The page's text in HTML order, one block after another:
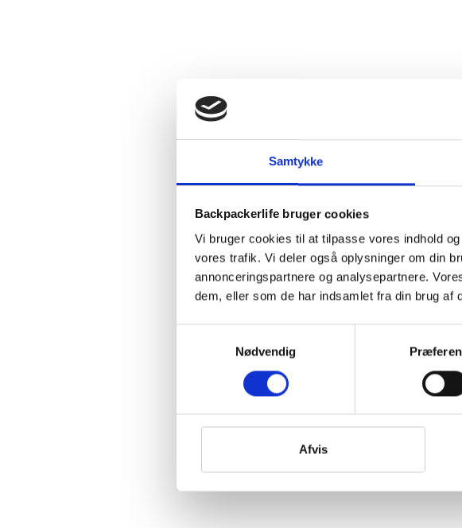
Samtykke
Backpackerlife bruger cookies
Vi bruger cookies til at tilpasse vores indhold
vores trafik. Vi deler også oplysninger om din
annonceringspartnere og analysepartnere.
dem, eller som de har indsamlet fra din brug af
Nødvendig
Afvis